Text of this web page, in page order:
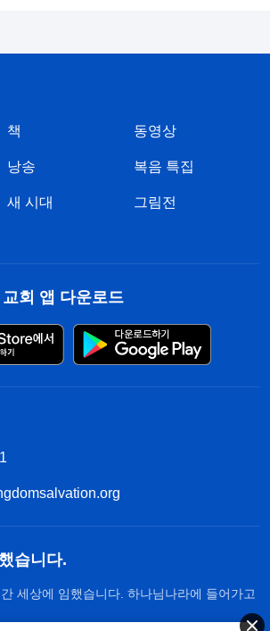
는 마땅히 슬기로운 처녀가 되어 하
하는 것을 중요하게 생각해야 합니
들에게 하시는 말씀을 들을찌어
어다 내가 문밖에 서서 두드리노니
을 듣고 문을 열면 내가 그에게로
어 먹고 그는 나로 더불어 먹으리
씀을 선포하십니다. 그렇다면 우리
대해 교제해 보겠습니다.
말씀에는 권병과 능력이 있
성품의 발현이다
피, 태초에 하나님은 말씀으로 세상
으라하시매 빛이 있었고…”
으로 모이고 뭍이 드러나라 하시매
1:9)레위기에는 이렇게 기록되어
책 동영상
낭송 복음 특집
새 시대 그림전
회 앱 다운로드
습니다.
세상에 임했습니다. 하나님나라에 들어가고